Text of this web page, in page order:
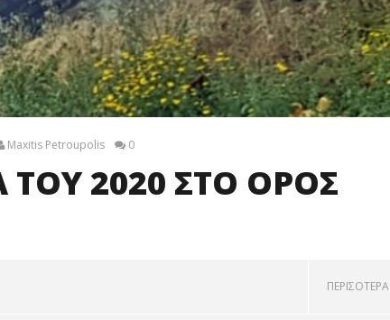
Maxitis Petroupolis 0
2020 ΣΤΟ ΟΡΟΣ
ΠΕΡΙΣΟΤΕΡΑ